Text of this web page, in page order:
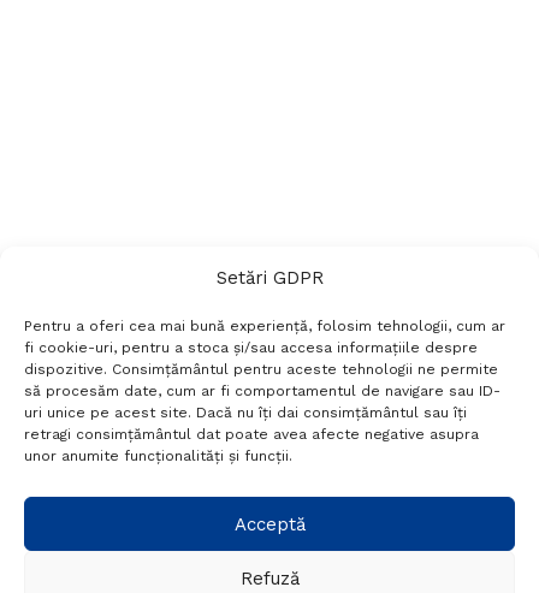
Setări GDPR
Pentru a oferi cea mai bună experiență, folosim tehnologii, cum ar
fi cookie-uri, pentru a stoca și/sau accesa informațiile despre
dispozitive. Consimțământul pentru aceste tehnologii ne permite
să procesăm date, cum ar fi comportamentul de navigare sau ID-
uri unice pe acest site. Dacă nu îți dai consimțământul sau îți
retragi consimțământul dat poate avea afecte negative asupra
unor anumite funcționalități și funcții.
Acceptă
Refuză
Termeni si conditii
Politică de confidențialitate
Politica cookies
Setări GDPR
+40 788 760 194